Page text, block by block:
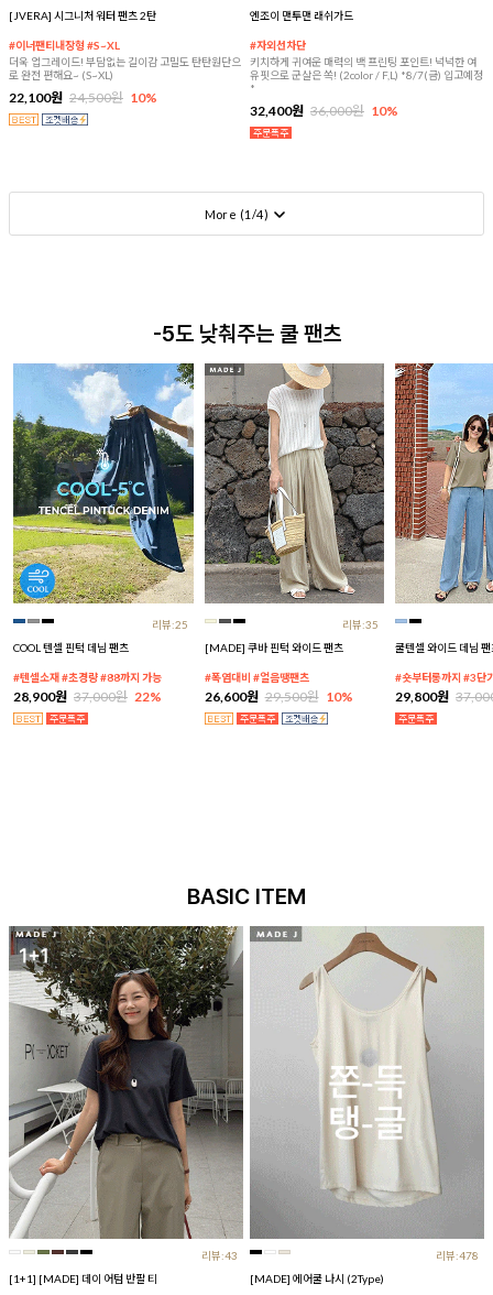
[JVERA] 시그니처 워터 팬츠 2탄
#이너팬티내장형 #S~XL
더욱 업그레이드! 부담없는 길이감 고밀도 탄탄원단으
로 완전 편해요~ (S~XL)
22,100원 24,500원 10%
엔조이 맨투맨 래쉬가드
#자외선차단
키치하게 귀여운 매력의 백 프린팅 포인트! 넉넉한 여
유핏으로 군살은 쏙! (2color / F,L) *8/7(금) 입고예정
*
32,400원 36,000원 10%
More (1 /4)
-5도 낮춰주는 쿨 팬츠
리뷰:25
COOL 텐셀 핀턱 데님 팬츠
#텐셀소재 #초경량 #88까지 가능
28,900원 37,000원 22%
리뷰:35
[MADE] 쿠바 핀턱 와이드 팬츠
#폭염대비 #얼음땡팬츠
26,600원 29,500원 10%
쿨텐셀 와이드 데님 팬
#숏부터롱까지 #3단
29,800원
BASIC ITEM
리뷰:43
[1+1] [MADE] 데이 어텀 반팔 티
리뷰:478
[MADE] 에어쿨 나시 (2Type)